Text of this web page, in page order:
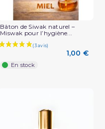
Bâton de Siwak naturel –
Miswak pour l’hygiène...
1,00 €
En stock